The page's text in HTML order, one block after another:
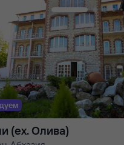
(ex. Олива)